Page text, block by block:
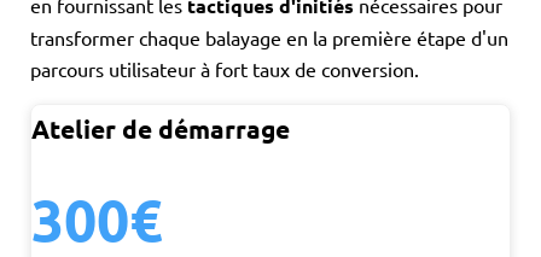
en fournissant les tactiques d'initiés nécessaires pour
transformer chaque balayage en la première étape d'un
parcours utilisateur à fort taux de conversion.
Atelier de démarrage
300€